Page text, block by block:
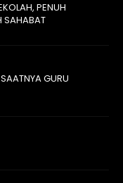
PENUH
SAHABAT
GURU